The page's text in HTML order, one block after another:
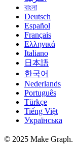
বাংলা
Deutsch
Español
Français
Ελληνικά
Italiano
日本語
한국어
Nederlands
Português
Türkçe
Tiếng Việt
Українська
© 2025 Make Graph.